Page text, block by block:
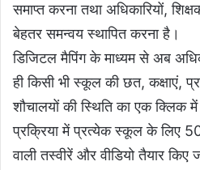
समाप्त करना तथा अधिकारियों,
बेहतर समन्वय स्थापित करना है।
डिजिटल मैपिंग के माध्यम से अब
ही किसी भी स्कूल की छत, कक्षाएं,
शौचालयों की स्थिति का एक क्लिक
प्रक्रिया में प्रत्येक स्कूल के लिए
वाली तस्वीरें और वीडियो तैयार